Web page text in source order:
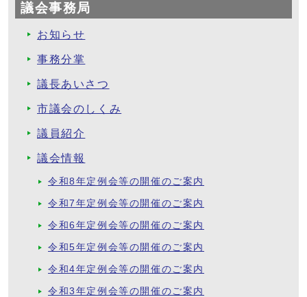
議会事務局
お知らせ
事務分掌
議長あいさつ
市議会のしくみ
議員紹介
議会情報
令和8年定例会等の開催のご案内
令和7年定例会等の開催のご案内
令和6年定例会等の開催のご案内
令和5年定例会等の開催のご案内
令和4年定例会等の開催のご案内
令和3年定例会等の開催のご案内